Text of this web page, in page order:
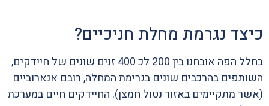
כיצד נגרמת מחלת חניכיים?
בחלל הפה אובחנו בין 200 לכ 400 זנים שונים של חיידקים,
השותפים בהרכבים שונים בגרימת המחלה, רובם אנארוביים
(אשר מתקיימים באזור נטול חמצן). החיידקים חיים במערכת